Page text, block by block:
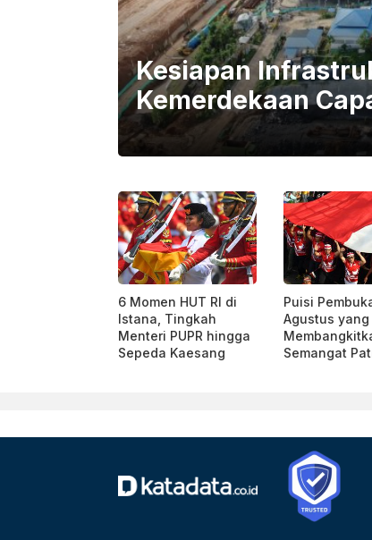
Kesiapan
Kemerdekaan
6 Momen HUT RI di
Istana, Tingkah
Menteri PUPR hingga
Sepeda Kaesang
Puisi
Agustus yang
Semangat